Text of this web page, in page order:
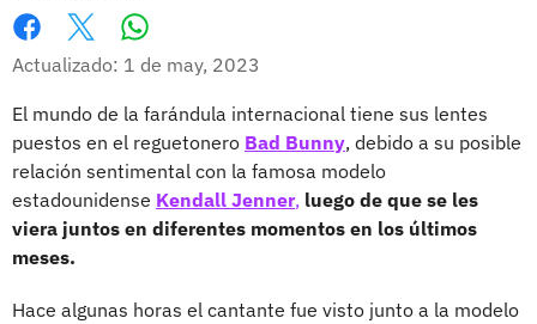
Facebook
X
Actualizado: 1 de may, 2023
El mundo de la farándula internacional tiene sus lentes
puestos en el reguetonero Bad Bunny, debido a su posible
relación sentimental con la famosa modelo
estadounidense Kendall Jenner, luego de que se les
viera juntos en diferentes momentos en los últimos
meses.
Hace algunas horas el cantante fue visto junto a la modelo